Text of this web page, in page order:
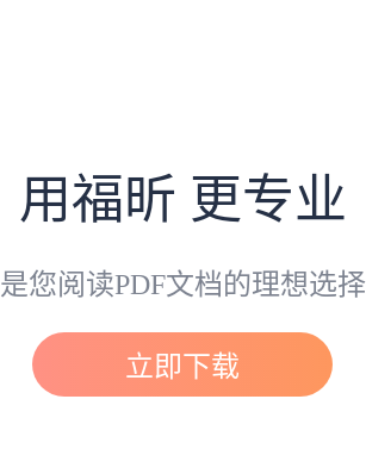
用福昕 更专业
是您阅读PDF文档的理想选择
立即下载